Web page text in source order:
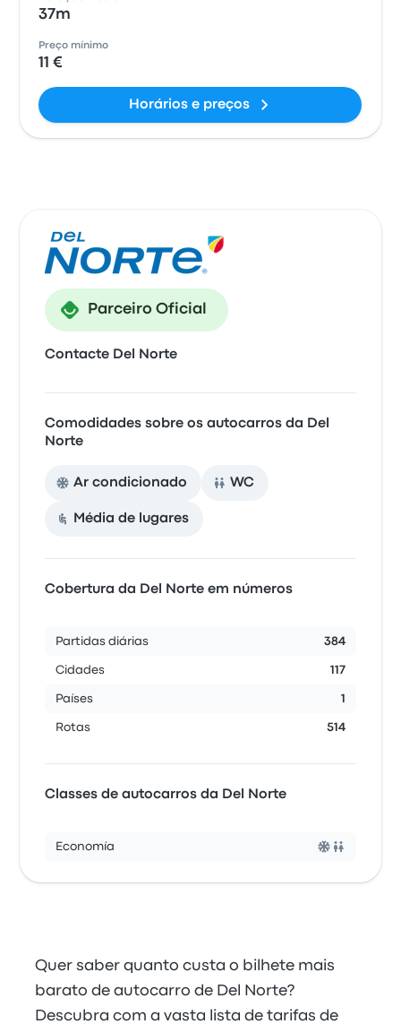
37m
Preço mínimo
11 €
Horários e preços
Parceiro Oficial
Contacte Del Norte
Comodidades sobre os autocarros da Del
Norte
Ar condicionado WC
Média de lugares
Cobertura da Del Norte em números
Partidas diárias 384
Cidades 117
Países 1
Rotas 514
Classes de autocarros da Del Norte
Economía
Quer saber quanto custa o bilhete mais
barato de autocarro de Del Norte?
Descubra com a vasta lista de tarifas de